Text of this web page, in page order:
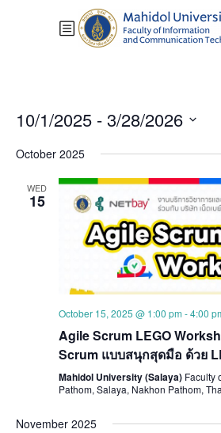
10/1/2025 - 3/28/2026
date.
October 2025
WED
15
October 15, 2025 @ 1:00 pm -4:00
Agile Scrum LEGO
Scrum แบบสนุกสุดมือ ด้วย
Mahidol University (Salaya) Faculty
Pathom, Salaya, Nakhon Pathom,
November 2025